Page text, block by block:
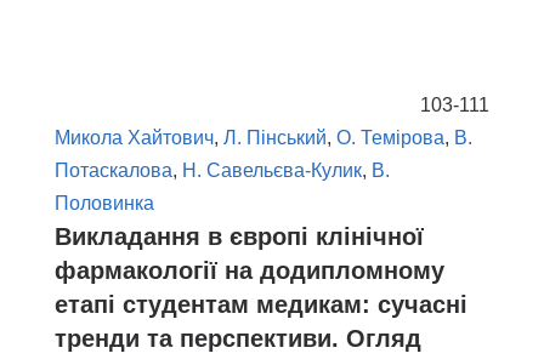
103-111
Микола Хайтович, Л. Пінський, О. Темірова, В.
Потаскалова, Н. Савельєва-Кулик, В.
Половинка
Викладання в європі клінічної
фармакології на додипломному
етапі студентам медикам: сучасні
тренди та перспективи. Огляд